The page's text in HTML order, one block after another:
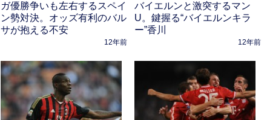
ガ優勝争いも左右するスペイ
ン勢対決。オッズ有利のバル
サが抱える不安
12年前
バイエルンと激突するマン
U。鍵握る“バイエルンキラ
ー”香川
12年前